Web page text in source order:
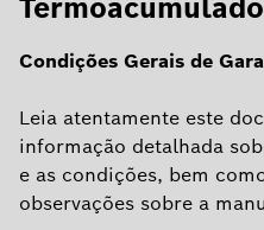
Condições Gerais de
Leia atentamente este
informação detalhada
e as condições, bem
observações sobre a